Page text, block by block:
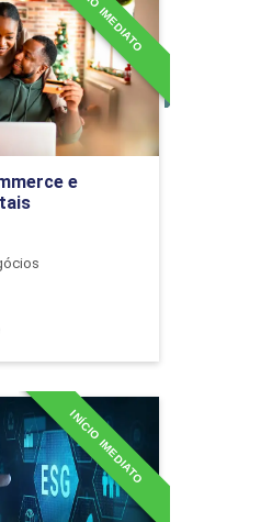
10h
da Gestão de
10h
10h
e
Digitais
do curso
INÍCIO IMEDIATO
MBA em ESG e
Sustentabilidade
Corporativa
do curso